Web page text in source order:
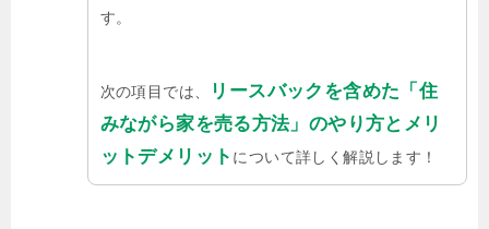
す。
次の項目では、
リースバックを含めた「住
みながら家を売る方法」のやり方とメリ
ットデメリット について詳しく解説します！